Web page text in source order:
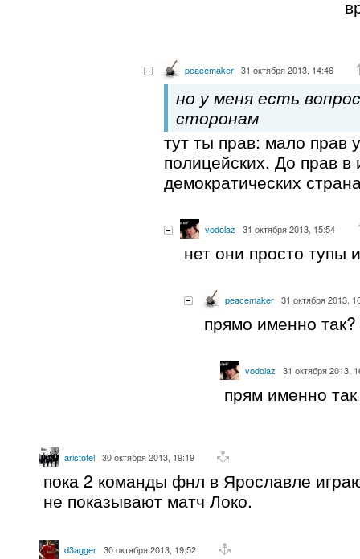
peacemaker 31 октября 2013, 14:46
но у меня есть
сторонам
тут ты прав: мало прав
полицейских. До прав в
демократических
vodolaz 31 октября 2013, 15:54
нет они просто тупы
peacemaker 31 октября 2013,
прямо именно так?
vodolaz 31 октября 2013,
прям именно так
aristotel 30 октября 2013, 19:19
пока 2 команды фнл в Ярославле
не показывают матч Локо.
d3agger 30 октября 2013, 19:52